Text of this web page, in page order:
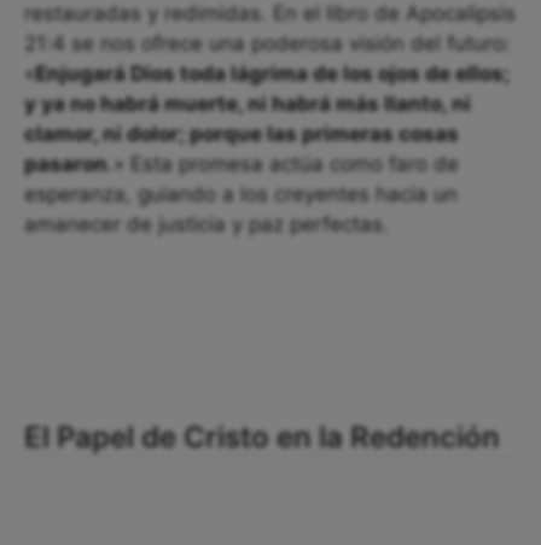
restauradas y redimidas. En el libro de Apocalipsis
21:4 se nos ofrece una poderosa visión del futuro:
«Enjugará Dios toda lágrima de los ojos de ellos;
y ya no habrá muerte, ni habrá más llanto, ni
clamor, ni dolor; porque las primeras cosas
pasaron.» Esta promesa actúa como faro de
esperanza, guiando a los creyentes hacia un
amanecer de justicia y paz perfectas.
El Papel de Cristo en la Redención